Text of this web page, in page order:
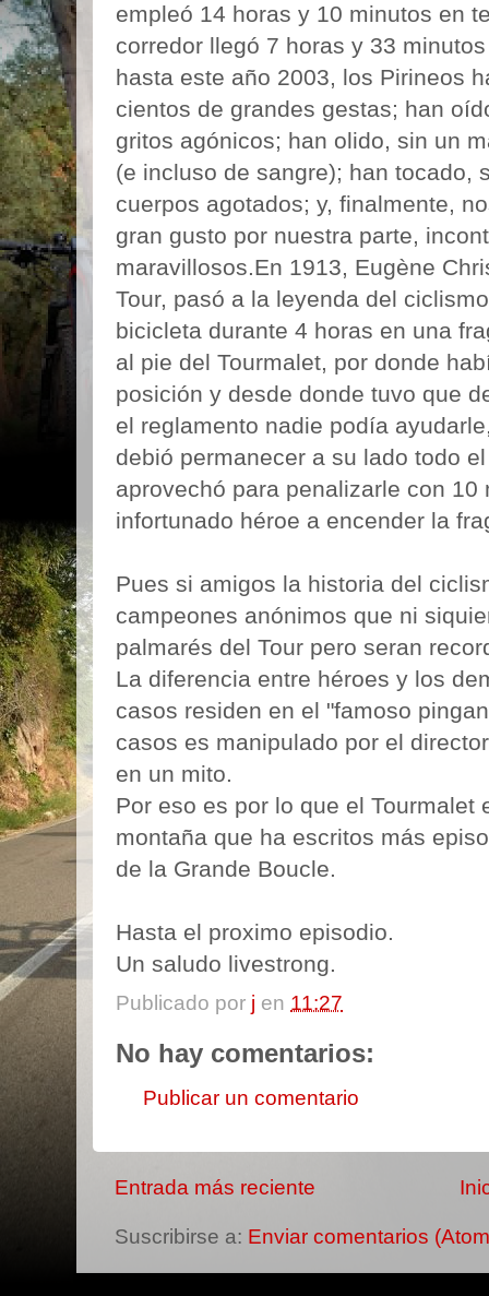
empleó 14 horas y 10 minutos en
corredor llegó 7 horas y 33
hasta este año 2003, los Pirineos
cientos de grandes gestas; han
gritos agónicos; han olido, sin un
(e incluso de sangre); han tocado,
cuerpos agotados; y, finalmente,
gran gusto por nuestra parte,
maravillosos.En 1913, Eugène
Tour, pasó a la leyenda del
bicicleta durante 4 horas en una
al pie del Tourmalet, por donde
posición y desde donde tuvo que
el reglamento nadie podía
debió permanecer a su lado todo
aprovechó para penalizarle con
infortunado héroe a encender la
Pues si amigos la historia del
campeones anónimos que ni
palmarés del Tour pero seran
La diferencia entre héroes y los
casos residen en el "famoso
casos es manipulado por el
en un mito.
Por eso es por lo que el Tourmalet
montaña que ha escritos más
de la Grande Boucle.
Hasta el proximo episodio.
Un saludo livestrong.
Publicado por j en 11:27
No hay comentarios:
Publicar un comentario
Entrada más reciente
Suscribirse a: Enviar comentarios